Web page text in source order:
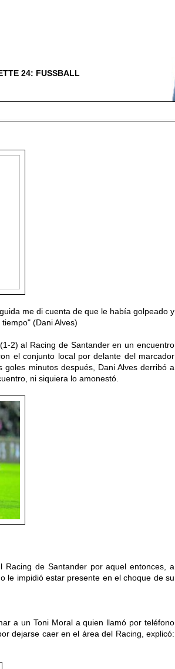
24: FUSSBALL
me di cuenta de que le había golpeado y
(Dani Alves)
2) al Racing de Santander en un encuentro
el conjunto local por delante del marcador
minutos después, Dani Alves derribó a
ni siquiera lo amonestó.
de Santander por aquel entonces, a
le impidió estar presente en el choque de su
a un Toni Moral a quien llamó por teléfono
dejarse caer en el área del Racing, explicó: